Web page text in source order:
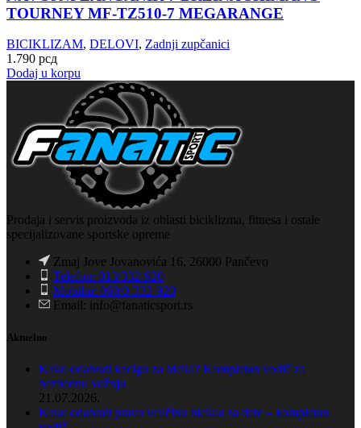
TOURNEY MF-TZ510-7 MEGARANGE
BICIKLIZAM, DELOVI, Zadnji zupčanici
1.790 рсд
Dodaj u korpu
Prodaja i servis proizvoda iz oblasti biciklizma, fitnesa i ostale
specijalizovane sportske opreme
Zmaj Jove Jovanovića 16, 26000 Pančevo
Telefon: 013/332-920
Mobilni: 060/0-332-920
Email: info@fanaticsport.rs
Aktuelno
Kako odabrati kacigu za bicikl? Kompletan vodič za
bezbednu vožnju
21.07.2026.
Kako odabrati pravu veličinu bicikla za dete – kompletan